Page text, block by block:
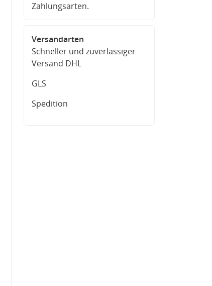
Zahlungsarten.
Versandarten
Schneller und zuverlässiger
Versand DHL
GLS
Spedition